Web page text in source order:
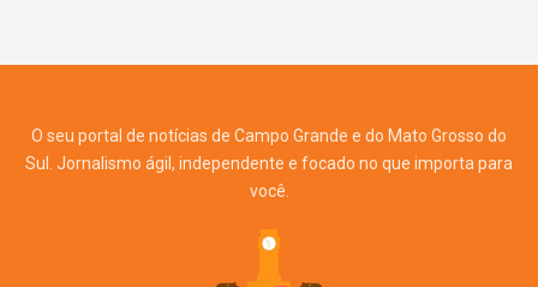
O seu portal de notícias de Campo Grande e do Mato Grosso do
Sul. Jornalismo ágil, independente e focado no que importa para
você.